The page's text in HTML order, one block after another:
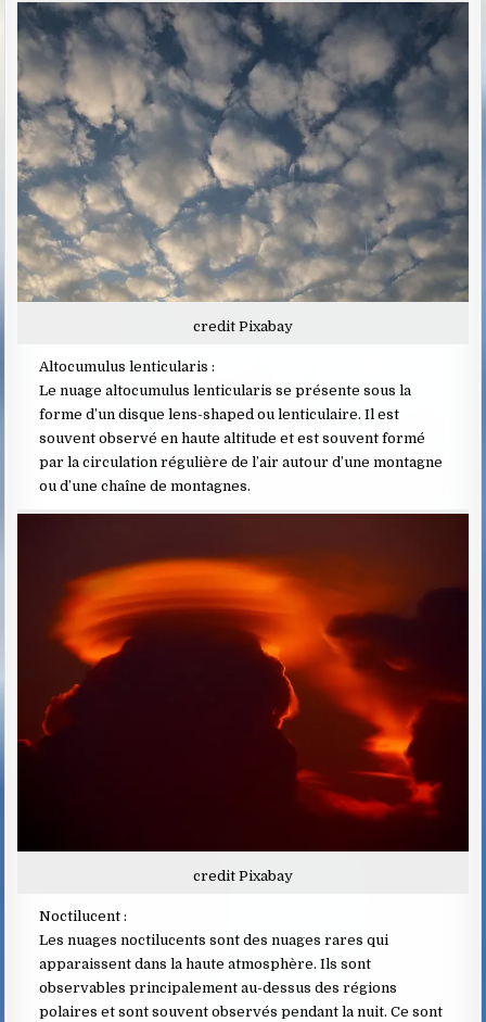
credit Pixabay
Altocumulus lenticularis :
Le nuage altocumulus lenticularis se présente sous la
forme d’un disque lens-shaped ou lenticulaire. Il est
souvent observé en haute altitude et est souvent formé
par la circulation régulière de l’air autour d’une montagne
ou d’une chaîne de montagnes.
credit Pixabay
Noctilucent :
Les nuages noctilucents sont des nuages rares qui
apparaissent dans la haute atmosphère. Ils sont
observables principalement au-dessus des régions
polaires et sont souvent observés pendant la nuit. Ce sont